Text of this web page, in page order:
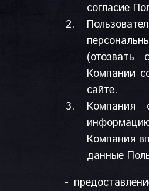
согласие
(отозвать
Компании
сайте.
Компания
Компания
данные
-